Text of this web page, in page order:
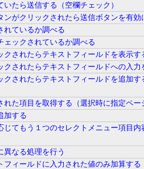
たら送信する（空欄チェック）
ンがクリックされたら送信ボタンを有効
れているか調べる
ェックされているか調べる
クされたらテキストフィールドを表示す
クされたらテキストフィールドへの入力
クされたらテキストフィールドを追加す
た項目を取得する（選択時に指定ペー
加する
じてもう１つのセレクトメニュー項目内
異なる処理を行う
フィールドに入力された値のみ加算する